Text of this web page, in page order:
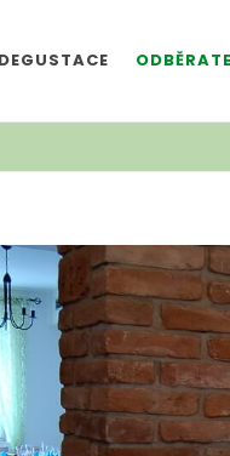
DEGUSTACE